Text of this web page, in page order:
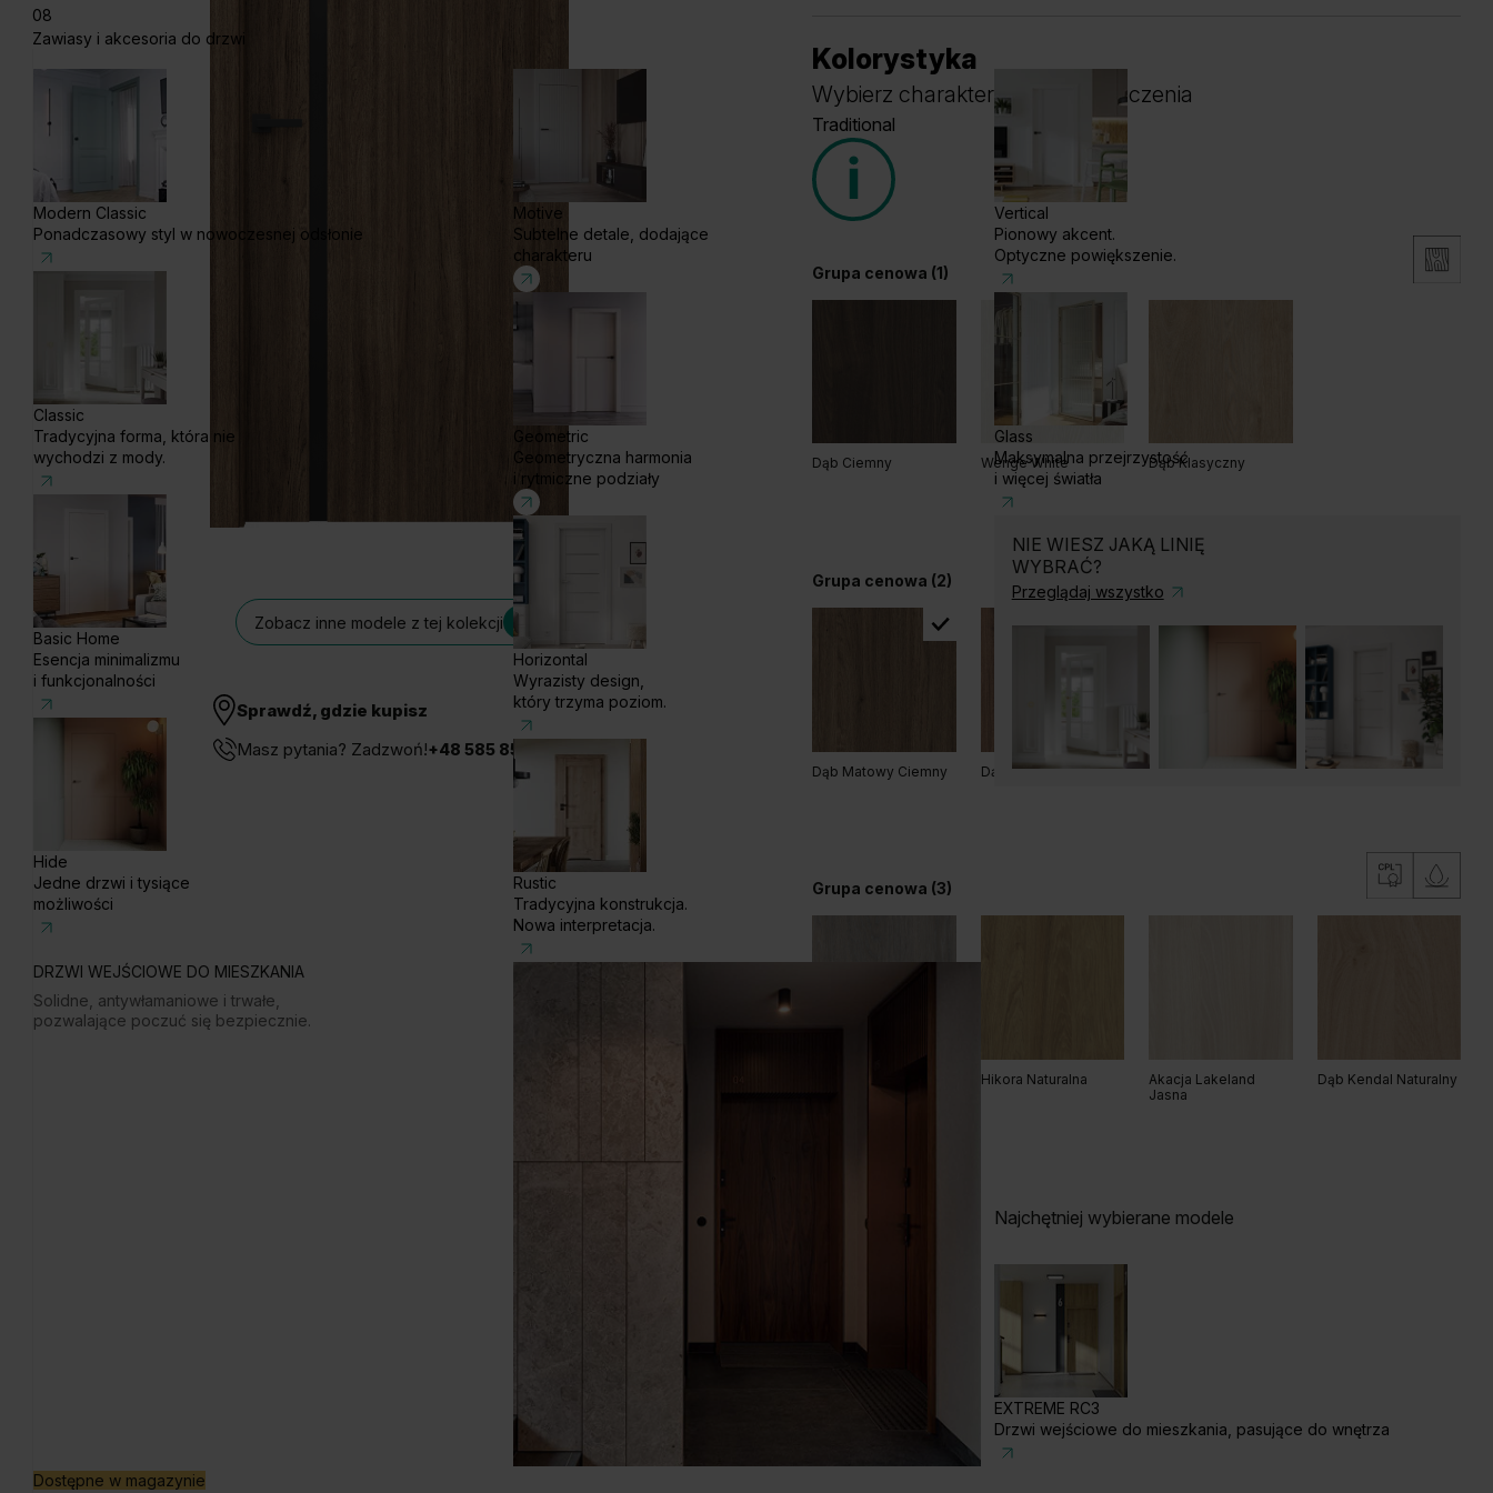
08
Zawiasy i akcesoria do drzwi
Modern Classic
Ponadczasowy styl w nowoczesnej odsłonie
Classic
Tradycyjna forma, która nie
wychodzi z mody.
Basic Home
Esencja minimalizmu
i funkcjonalności
Hide
Jedne drzwi i tysiące
możliwości
Motive
Subtelne detale, dodające
charakteru
Geometric
Geometryczna harmonia
i rytmiczne podziały
Horizontal
Wyrazisty design,
który trzyma poziom.
Rustic
Tradycyjna konstrukcja.
Nowa interpretacja.
Vertical
Pionowy akcent.
Optyczne powiększenie.
Glass
Maksymalna przejrzystość
i więcej światła
NIE WIESZ JAKĄ LINIĘ
WYBRAĆ?
Przeglądaj wszystko
DRZWI WEJŚCIOWE DO MIESZKANIA
Solidne, antywłamaniowe i trwałe,
pozwalające poczuć się bezpiecznie.
Najchętniej wybierane modele
EXTREME RC3
Drzwi wejściowe do mieszkania, pasujące do wnętrza
Dostępne w magazynie
Zobacz inne modele z tej kolekcji
Sprawdź, gdzie kupisz
Masz pytania? Zadzwoń!+48 585 858 056
Kolorystyka
Wybierz charakter i kolor wykończenia
Traditional
Grupa cenowa (1)
Dąb Ciemny Wenge White Dąb Klasyczny
Grupa cenowa (2)
Dąb Matowy Ciemny Dąb Kalifornia Dąb Naturalny Dąb Matowy
Grupa cenowa (3)
Hikora Naturalna
Akacja Lakeland
Jasna
Dąb Kendal Naturalny